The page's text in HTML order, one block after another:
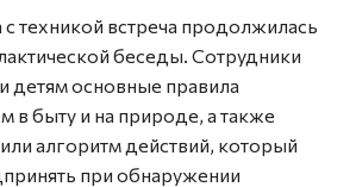
техникой встреча продолжилась
беседы. Сотрудники
детям основные правила
в быту и на природе, а также
алгоритм действий, который
при обнаружении